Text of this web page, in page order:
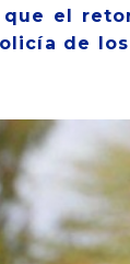
que el
de los